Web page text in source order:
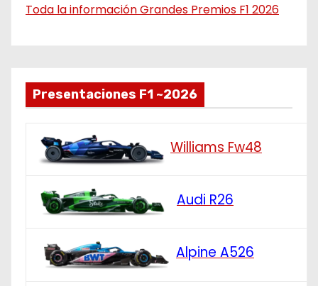
Toda la información Grandes Premios F1 2026
Presentaciones F1 ~2026
Williams Fw48
Audi R26
Alpine A526